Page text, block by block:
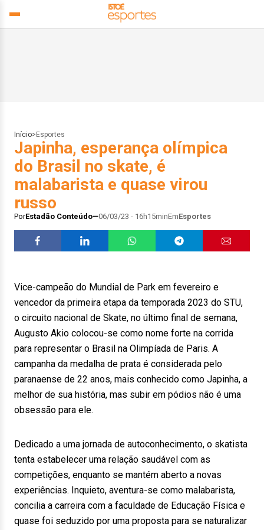
Início> Esportes
Japinha, esperança olímpica
do Brasil no skate, é
malabarista e quase virou
russo
PorEstadão Conteúdo 06/03/23 - 16h15minEmEsportes
Vice-campeão do Mundial de Park em fevereiro e
vencedor da primeira etapa da temporada 2023 do STU,
o circuito nacional de Skate, no último final de semana,
Augusto Akio colocou-se como nome forte na corrida
para representar o Brasil na Olimpíada de Paris. A
campanha da medalha de prata é considerada pelo
paranaense de 22 anos, mais conhecido como Japinha, a
melhor de sua história, mas subir em pódios não é uma
obsessão para ele.
Dedicado a uma jornada de autoconhecimento, o skatista
tenta estabelecer uma relação saudável com as
competições, enquanto se mantém aberto a novas
experiências. Inquieto, aventura-se como malabarista,
concilia a carreira com a faculdade de Educação Física e
quase foi seduzido por uma proposta para se naturalizar